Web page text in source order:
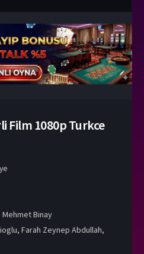
Film 1080p Turkce
Mehmet Binay
, Farah Zeynep Abdullah,